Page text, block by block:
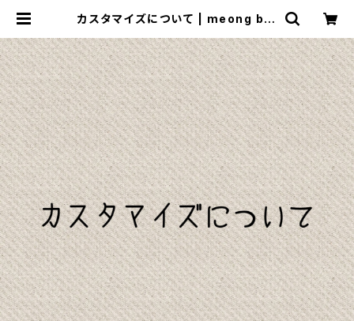
カスタマイズについて | meong blu